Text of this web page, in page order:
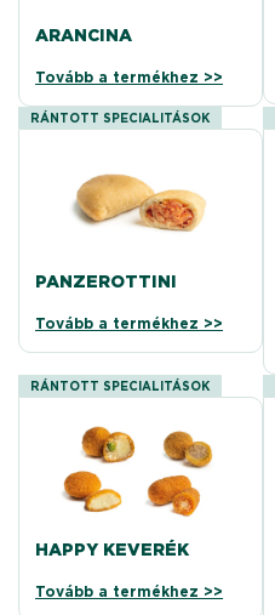
ARANCINA
Tovább a termékhez >>
RÁNTOTT SPECIALITÁSOK
PANZEROTTINI
Tovább a termékhez >>
RÁNTOTT SPECIALITÁSOK
HAPPY KEVERÉK
Tovább a termékhez >>